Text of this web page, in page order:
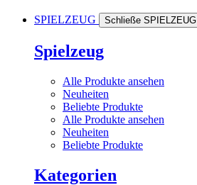
SPIELZEUG Schließe SPIELZEUG
Spielzeug
Alle Produkte ansehen
Neuheiten
Beliebte Produkte
Alle Produkte ansehen
Neuheiten
Beliebte Produkte
Kategorien